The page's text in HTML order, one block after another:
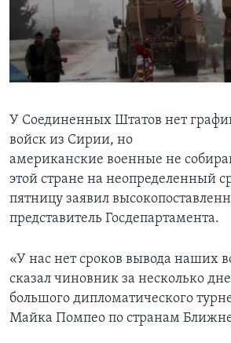
Learning English
СОЦИАЛЬНЫЕ СЕТИ
Языки
У Соединенных Штатов нет
войск из Сирии, но
американские военные не
этой стране на неопределенный
пятницу заявил
представитель Госдепартамента.
«У нас нет сроков вывода наших
сказал чиновник за несколько
большого дипломатического
Майка Помпео по странам